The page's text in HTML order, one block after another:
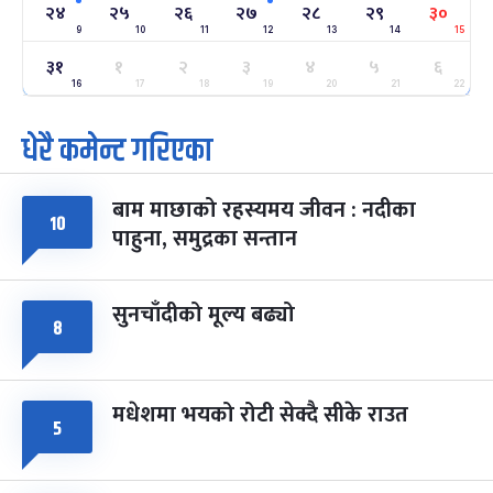
सोम फाल्गुन २४, २०८३- Mar 8, 2027
२५
मंगल
ग्याल्पो ल्होसार
फाल्गुन २५, २०८३ Mar 9, 2027
७ महिना बाँकी
७
आइत
पूर्णिमा व्रत
चैत्र ७, २०८३-Mar 21, 2027
८ फागुपूर्णिमा
चैत्र ८, २०८३-Mar 22, 2027
७ महिना बाँकी
२४
9
२५
10
२६
11
२७
12
२८
13
२९
14
३०
15
३१
16
१
17
२
18
३
19
४
20
५
21
६
22
धेरै कमेन्ट गरिएका
१० बाम माछाको रहस्यमय जीवन : नदीका
पाहुना, समुद्रका सन्तान
८ सुनचाँदीको मूल्य बढ्यो
५ मधेशमा भयको रोटी सेक्दै सीके राउत